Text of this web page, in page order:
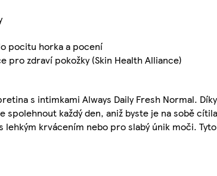
pocitu horka a pocení
pro zdraví pokožky (Skin Health Alliance)
s intimkami Always Daily Fresh Normal.
spolehnout každý den, aniž byste je na sobě
lehkým krvácením nebo pro slabý únik moči.